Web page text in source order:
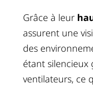
Grâce à leur
assurent une
des
étant silencieux
ventilateurs, ce